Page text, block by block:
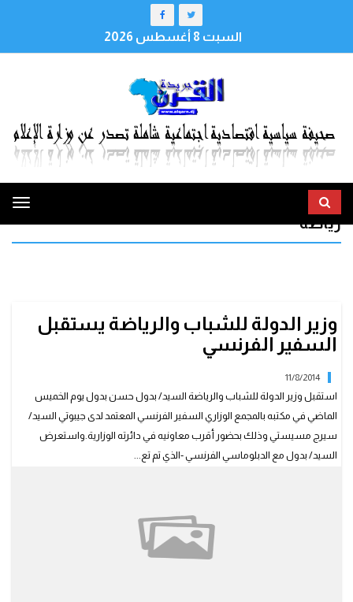
السبت 8 أغسطس 2026
رياضة
وزير الدولة للشباب والرياضة يستقبل
السفير الفرنسي
11/8/2014
استقبل وزير الدولة للشباب والرياضة السيد/ بدول حسن بدول يوم الخميس
الماضي في مكتبه بالمجمع الوزاري السفير الفرنسي المعتمد لدى جيبوتي السيد/
سيرج مسيستي وذلك بحضور أقرب معاونيه في دائرته الوزارية.واستعرض
السيد/ بدول مع الدبلوماسي الفرنسي -الذي تم تع...